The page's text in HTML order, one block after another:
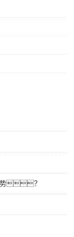
势？